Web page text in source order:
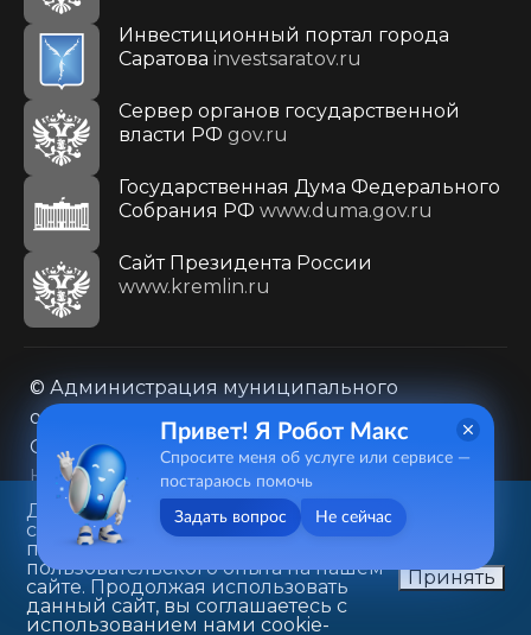
Инвестиционный портал города
Саратова investsaratov.ru
Сервер органов государственной
власти РФ gov.ru
Государственная Дума Федерального
Собрания РФ www.duma.gov.ru
Cайт Президента России
www.kremlin.ru
© Администрация муниципального
образования городского округа «Город
Саратов»
Контакты
Карта сайта
Политика в отношении обработки
персональных данных
410031, г. Саратов, ул. Первомайская, д. 78
+7(8452)26-02-49
Данный веб-сайт использует
cookie-файлы в целях
предоставления вам лучшего
пользовательского опыта на нашем
сайте. Продолжая использовать
данный сайт, вы соглашаетесь с
использованием нами cookie-
Принять
Привет! Я Робот Макс
Спросите меня об услуге или сервисе —
постараюсь помочь
Задать вопрос Не сейчас